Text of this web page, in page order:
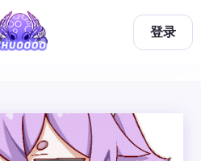
登录